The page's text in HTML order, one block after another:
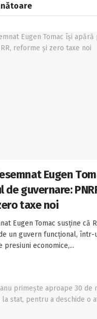
Eugen
de guvernare:
taxe noi
Eugen Tomac susține că
un guvern funcțional, într-
presiuni economice,...